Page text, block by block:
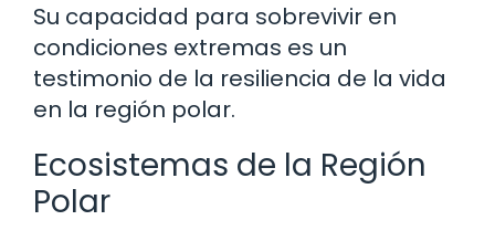
Su capacidad para sobrevivir en
condiciones extremas es un
testimonio de la resiliencia de la vida
en la región polar.
Ecosistemas de la Región
Polar